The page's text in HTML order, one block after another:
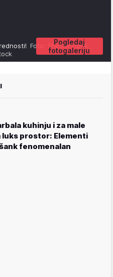
Pogledaj
fotogaleriju
Foto: Shutterstock ,
kuhinju i za male
luks prostor: Elementi
fenomenalan